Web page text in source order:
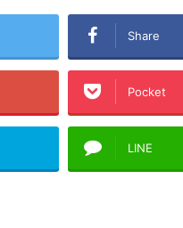
Share
Pocket
LINE